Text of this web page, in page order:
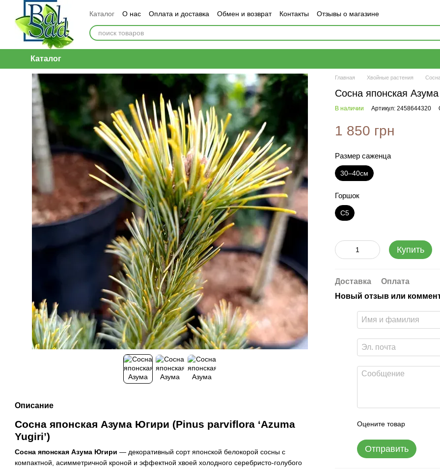
Перейти к основному контенту
Каталог О нас Оплата и доставка Обмен и возврат Контакты Отзывы о магазине
Каталог
Описание
Сосна японская Азума Югири (Pinus parviflora ‘Azuma
Yugiri’)
Сосна японская Азума Югири — декоративный сорт японской белокорой сосны с
компактной, асимметричной кроной и эффектной хвоей холодного серебристо-голубого
Главная Хвойные растения
Сосна японская
В наличии Артикул: 2458644320
1 850 грн
Размер саженца
30–40см
Горшок
С5
Купить
Доставка
Оплата
Новый отзыв или
Оцените товар
Отправить